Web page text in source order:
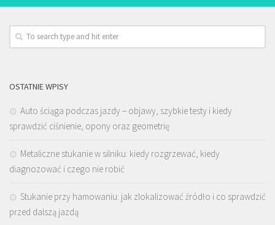
OSTATNIE WPISY
Auto ściąga podczas jazdy – objawy, szybkie testy i kiedy
sprawdzić ciśnienie, opony oraz geometrię
Metaliczne stukanie w silniku: kiedy rozgrzewać, kiedy
diagnozować i czego nie robić
Stukanie przy hamowaniu: jak zlokalizować źródło i co sprawdzić
przed dalszą jazdą